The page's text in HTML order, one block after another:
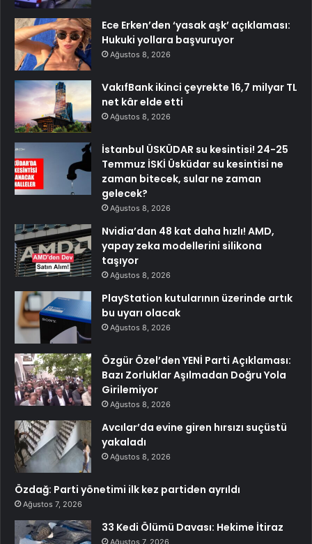
Ece Erken’den ‘yasak aşk’ açıklaması:
Hukuki yollara başvuruyor
Ağustos 8, 2026
VakıfBank ikinci çeyrekte 16,7 milyar TL
net kâr elde etti
Ağustos 8, 2026
İstanbul ÜSKÜDAR su kesintisi! 24-25
Temmuz İSKİ Üsküdar su kesintisi ne
zaman bitecek, sular ne zaman
gelecek?
Ağustos 8, 2026
Nvidia’dan 48 kat daha hızlı! AMD,
yapay zeka modellerini silikona
taşıyor
Ağustos 8, 2026
PlayStation kutularının üzerinde artık
bu uyarı olacak
Ağustos 8, 2026
Özgür Özel’den YENİ Parti Açıklaması:
Bazı Zorluklar Aşılmadan Doğru Yola
Girilemiyor
Ağustos 8, 2026
Avcılar’da evine giren hırsızı suçüstü
yakaladı
Ağustos 8, 2026
Özdağ: Parti yönetimi ilk kez partiden ayrıldı
Ağustos 7, 2026
33 Kedi Ölümü Davası: Hekime İtiraz
Ağustos 7, 2026